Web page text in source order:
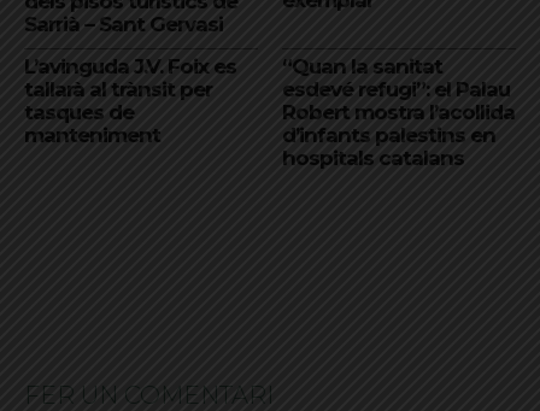
Sarrià – Sant Gervasi
L’avinguda J.V. Foix es
tallarà al trànsit per
tasques de
manteniment
“Quan la sanitat
esdevé refugi”: el Palau
Robert mostra l’acollida
d’infants palestins en
hospitals catalans
FER UN COMENTARI